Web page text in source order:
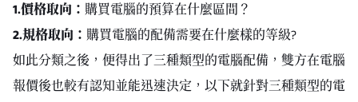
1.價格取向： 購買電腦的預算在什麼區間？
2.規格取向： 購買電腦的配備需要在什麼樣的等級?
如此分類之後，便得出了三種類型的電腦配備，雙方在電腦
報價後也較有認知並能迅速決定，以下就針對三種類型的電